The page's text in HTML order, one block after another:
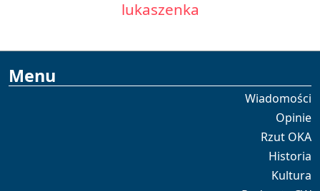
lukaszenka
Menu
Wiadomości
Opinie
Rzut OKA
Historia
Kultura